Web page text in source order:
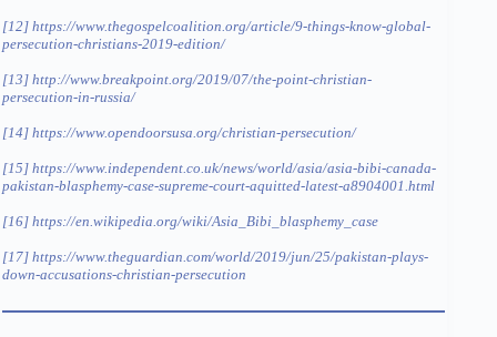
[12] https://www.thegospelcoalition.org/article/9-things-know-global-
persecution-christians-2019-edition/
[13] http://www.breakpoint.org/2019/07/the-point-christian-
persecution-in-russia/
[14] https://www.opendoorsusa.org/christian-persecution/
[15] https://www.independent.co.uk/news/world/asia/asia-bibi-canada-
pakistan-blasphemy-case-supreme-court-aquitted-latest-a8904001.html
[16] https://en.wikipedia.org/wiki/Asia_Bibi_blasphemy_case
[17] https://www.theguardian.com/world/2019/jun/25/pakistan-plays-
down-accusations-christian-persecution